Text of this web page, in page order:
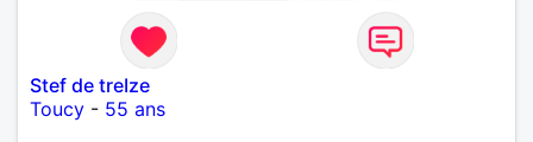
Stef de treIze
Toucy - 55 ans